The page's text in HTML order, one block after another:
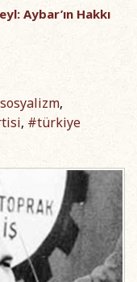
Aybar’ın Hakkı
,
, #türkiye